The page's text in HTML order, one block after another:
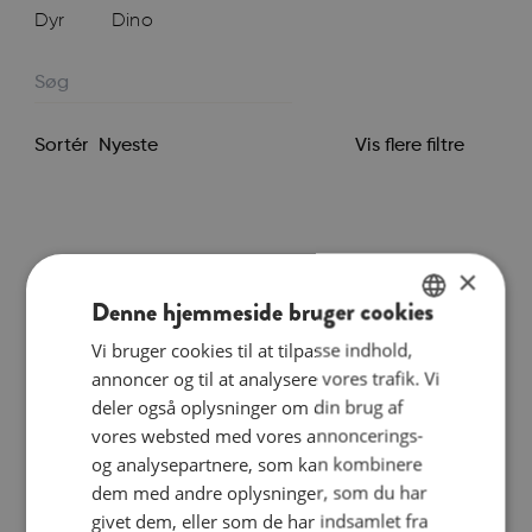
Dyr Dino
Sortér Vis flere filtre
Dino Vintage rose
1.599,00
Tilføj til kurv
ENGLISH
DANISH
×
Denne hjemmeside bruger cookies
Vi bruger cookies til at tilpasse indhold,
annoncer og til at analysere vores trafik. Vi
deler også oplysninger om din brug af
vores websted med vores annoncerings-
og analysepartnere, som kan kombinere
dem med andre oplysninger, som du har
givet dem, eller som de har indsamlet fra